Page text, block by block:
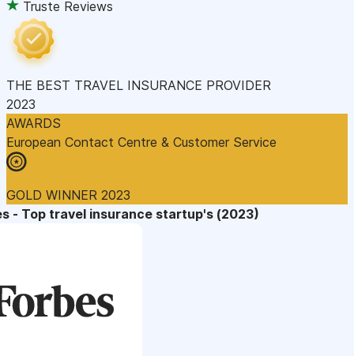
Truste Reviews
THE BEST TRAVEL INSURANCE PROVIDER
2023
AWARDS
European Contact Centre & Customer Service
GOLD WINNER 2023
- Top travel insurance startup's (2023)